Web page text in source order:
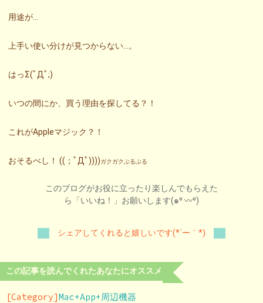
用途が…
上手い使い分けが見つからない…。
はっΣ(ﾟДﾟ;)
いつの間にか、買う理由を探してる？！
これがAppleマジック？！
おそるべし！ ((；ﾟДﾟ))))ガクガクぶるぶる
このブログがお役に立ったり楽しんでもらえた
ら「いいね！」お願いします(๑⁰ 〰⁰)
シェアしてくれると嬉しいです(*´ー｀*)
この記事を読んでくれたあなたにオススメ
[Category]Mac+App+周辺機器